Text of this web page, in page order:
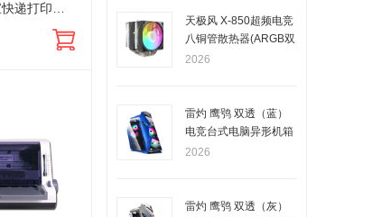
天极风 X-850超频电竞
八铜管散热器(ARGB双
塔黑色版)
2026
雷灼 鹰鸮 双透（蓝）
电竞台式电脑异形机箱
2026
雷灼 鹰鸮 双透（灰）